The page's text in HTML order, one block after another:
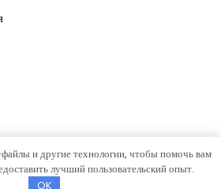
ka.ruТема News Post отArtify
и другие технологии, чтобы помочь вам
лучший пользовательский опыт.
OK